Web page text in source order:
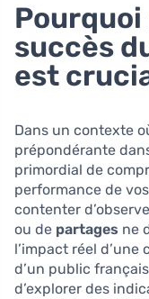
succès
est
Dans un contexte
prépondérante
primordial de
performance de
contenter
ou de partages ne
l’impact réel d’une
d’un public
d’explorer des